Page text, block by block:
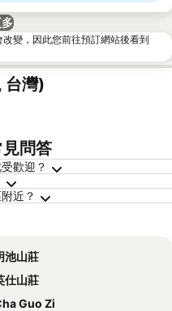
變，因此您前往預訂網站後看到
台灣)
問答
歡迎？
近？
池山莊
仕山莊
Guo Zi